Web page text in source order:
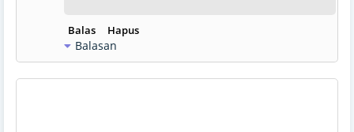
Balas Hapus
Balasan